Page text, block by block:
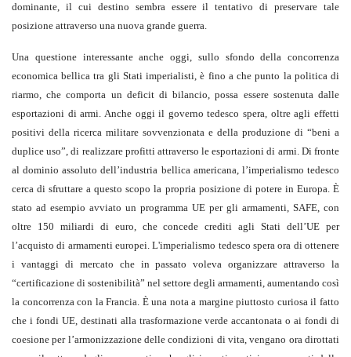
dominante, il cui destino sembra essere il tentativo di preservare tale
posizione attraverso una nuova grande guerra.
Una questione interessante anche oggi, sullo sfondo della concorrenza
economica bellica tra gli Stati imperialisti, è fino a che punto la politica di
riarmo, che comporta un deficit di bilancio, possa essere sostenuta dalle
esportazioni di armi. Anche oggi il governo tedesco spera, oltre agli effetti
positivi della ricerca militare sovvenzionata e della produzione di “beni a
duplice uso”, di realizzare profitti attraverso le esportazioni di armi. Di fronte
al dominio assoluto dell’industria bellica americana, l’imperialismo tedesco
cerca di sfruttare a questo scopo la propria posizione di potere in Europa. È
stato ad esempio avviato un programma UE per gli armamenti, SAFE, con
oltre 150 miliardi di euro, che concede crediti agli Stati dell’UE per
l’acquisto di armamenti europei. L'imperialismo tedesco spera ora di ottenere
i vantaggi di mercato che in passato voleva organizzare attraverso la
“certificazione di sostenibilità” nel settore degli armamenti, aumentando così
la concorrenza con la Francia. È una nota a margine piuttosto curiosa il fatto
che i fondi UE, destinati alla trasformazione verde accantonata o ai fondi di
coesione per l’armonizzazione delle condizioni di vita, vengano ora dirottati